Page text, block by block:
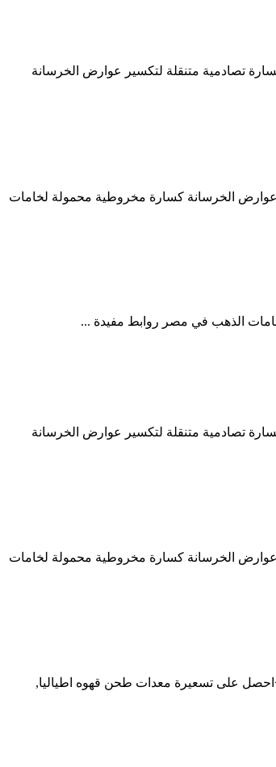
تصادمية متنقلة لتكسير عوارض الخرسانة
عوارض الخرسانة كسارة مخروطية محمولة لخامات
الذهب في مصر روابط مفيدة ...
تصادمية متنقلة لتكسير عوارض الخرسانة
عوارض الخرسانة كسارة مخروطية محمولة لخامات
على تسعيرة معدات طحن قهوه اطياليا,